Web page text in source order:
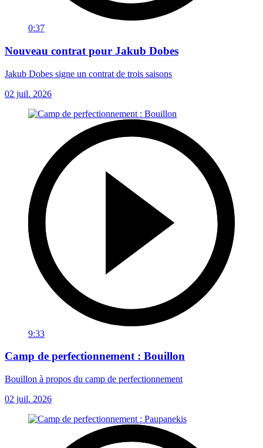
0:37
Nouveau contrat pour Jakub Dobes
Jakub Dobes signe un contrat de trois saisons
02 juil. 2026
9:33
Camp de perfectionnement : Bouillon
Bouillon à propos du camp de perfectionnement
02 juil. 2026